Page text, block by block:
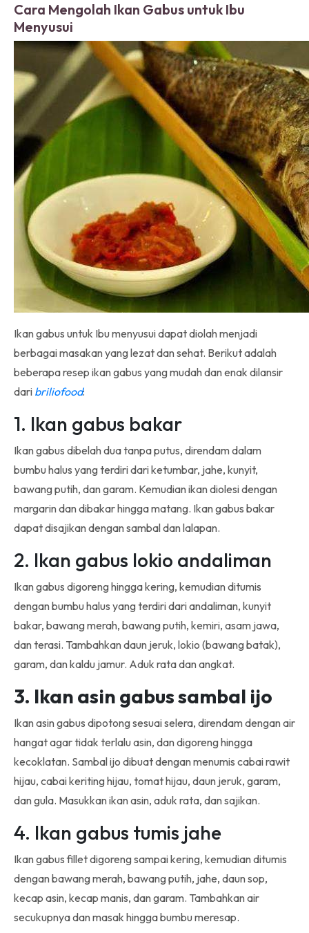
Cara Mengolah Ikan Gabus untuk Ibu
Menyusui
Ikan gabus untuk Ibu menyusui dapat diolah menjadi
berbagai masakan yang lezat dan sehat. Berikut adalah
beberapa resep ikan gabus yang mudah dan enak dilansir
dari briliofood:
1. Ikan gabus bakar
Ikan gabus dibelah dua tanpa putus, direndam dalam
bumbu halus yang terdiri dari ketumbar, jahe, kunyit,
bawang putih, dan garam. Kemudian ikan diolesi dengan
margarin dan dibakar hingga matang. Ikan gabus bakar
dapat disajikan dengan sambal dan lalapan.
2. Ikan gabus lokio andaliman
Ikan gabus digoreng hingga kering, kemudian ditumis
dengan bumbu halus yang terdiri dari andaliman, kunyit
bakar, bawang merah, bawang putih, kemiri, asam jawa,
dan terasi. Tambahkan daun jeruk, lokio (bawang batak),
garam, dan kaldu jamur. Aduk rata dan angkat.
3. Ikan asin gabus sambal ijo
Ikan asin gabus dipotong sesuai selera, direndam dengan air
hangat agar tidak terlalu asin, dan digoreng hingga
kecoklatan. Sambal ijo dibuat dengan menumis cabai rawit
hijau, cabai keriting hijau, tomat hijau, daun jeruk, garam,
dan gula. Masukkan ikan asin, aduk rata, dan sajikan.
4. Ikan gabus tumis jahe
Ikan gabus fillet digoreng sampai kering, kemudian ditumis
dengan bawang merah, bawang putih, jahe, daun sop,
kecap asin, kecap manis, dan garam. Tambahkan air
secukupnya dan masak hingga bumbu meresap.